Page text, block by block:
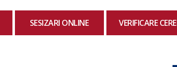
SESIZARI ONLINE VERIFICARE